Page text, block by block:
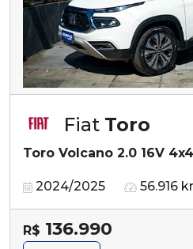
Fiat Toro
Toro Volcano 2.0 16V
2024/2025 56.916
R$ 136.990